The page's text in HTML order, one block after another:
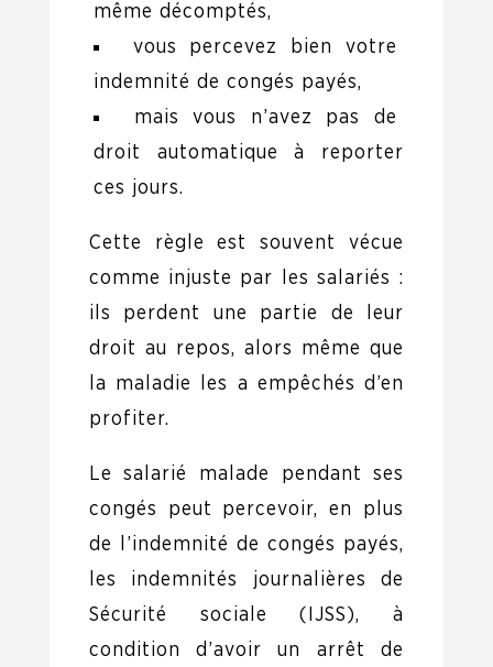
même décomptés,
vous percevez bien votre
indemnité de congés payés,
mais vous n’avez pas de
droit automatique à reporter
ces jours.
Cette règle est souvent vécue
comme injuste par les salariés :
ils perdent une partie de leur
droit au repos, alors même que
la maladie les a empêchés d’en
profiter.
Le salarié malade pendant ses
congés peut percevoir, en plus
de l’indemnité de congés payés,
les indemnités journalières de
Sécurité sociale (IJSS), à
condition d’avoir un arrêt de